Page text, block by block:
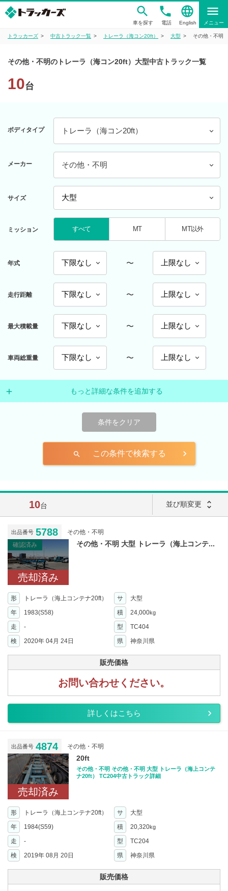
車を探す
phone
電話
language
English
menu
メニュー
トラッカーズ 中古トラック一覧 トレーラ（海コン20ft） 大型 その他・不明
その他・不明のトレーラ（海コン20ft）大型中古トラック一覧
10台
ボディタイプ トレーラ（海コン20ft）
メーカー その他・不明
サイズ
ミッション すべて MT MT以外
年式 〜
走行距離 〜
最大積載量 〜
車両総重量 〜
もっと詳細な条件を追加する
条件をクリア
search この条件で検索する
10台 並び順変更 unfold_more
出品番号 5788
その他・不明
確認済み
売却済み
その他・不明 大型 トレーラ（海上コンテ...
形 トレーラ（海上コンテナ20ft） サ
大型
年
1983(S58) 積 24,000kg
走 - 型
TC404
検
2020年 04月 24日 県 神奈川県
販売価格
お問い合わせください。
詳しくはこちら
出品番号 4874 その他・不明
売却済み
20ft
その他・不明 その他・不明 大型 トレーラ（海上コンテ
ナ20ft） TC204中古トラック詳細
形 トレーラ（海上コンテナ20ft） サ
大型
年
1984(S59) 積 20,320kg
走 - 型
TC204
検
2019年 08月 20日 県 神奈川県
販売価格